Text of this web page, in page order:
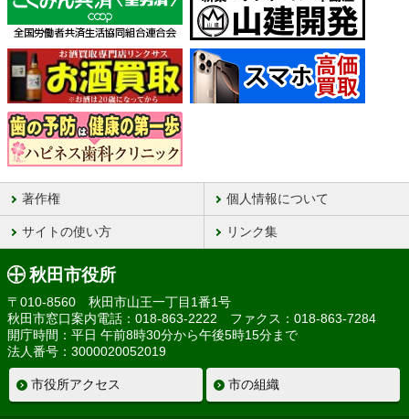
著作権 個人情報について
サイトの使い方 リンク集
秋田市役所
〒010-8560 秋田市山王一丁目1番1号
秋田市窓口案内電話：018-863-2222 ファクス：018-863-7284
開庁時間：平日 午前8時30分から午後5時15分まで
法人番号：3000020052019
市役所アクセス 市の組織